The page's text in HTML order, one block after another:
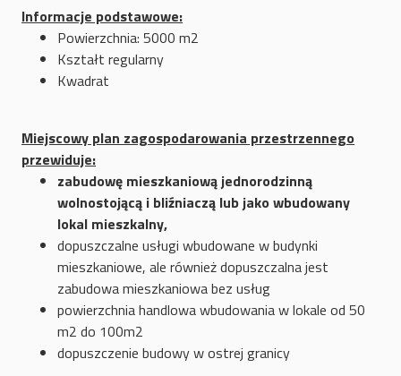
Informacje podstawowe:
Powierzchnia: 5000 m2
Kształt regularny
Kwadrat
Miejscowy plan zagospodarowania przestrzennego
przewiduje:
zabudowę mieszkaniową jednorodzinną
wolnostojącą i bliźniaczą lub jako wbudowany
lokal mieszkalny,
dopuszczalne usługi wbudowane w budynki
mieszkaniowe, ale również dopuszczalna jest
zabudowa mieszkaniowa bez usług
powierzchnia handlowa wbudowania w lokale od 50
m2 do 100m2
dopuszczenie budowy w ostrej granicy